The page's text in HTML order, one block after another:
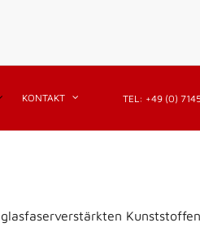
KONTAKT TEL: +49 (0)